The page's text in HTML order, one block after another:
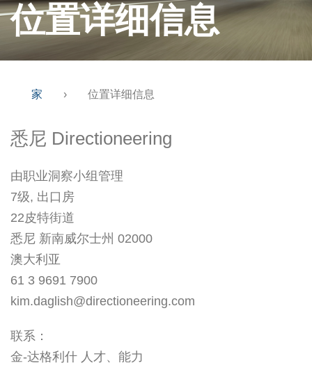
位置详细信息
家 › 位置详细信息
悉尼 Directioneering
由职业洞察小组管理
7级, 出口房
22皮特街道
悉尼 新南威尔士州 02000
澳大利亚
61 3 9691 7900
kim.daglish@directioneering.com
联系：
金-达格利什 人才、能力